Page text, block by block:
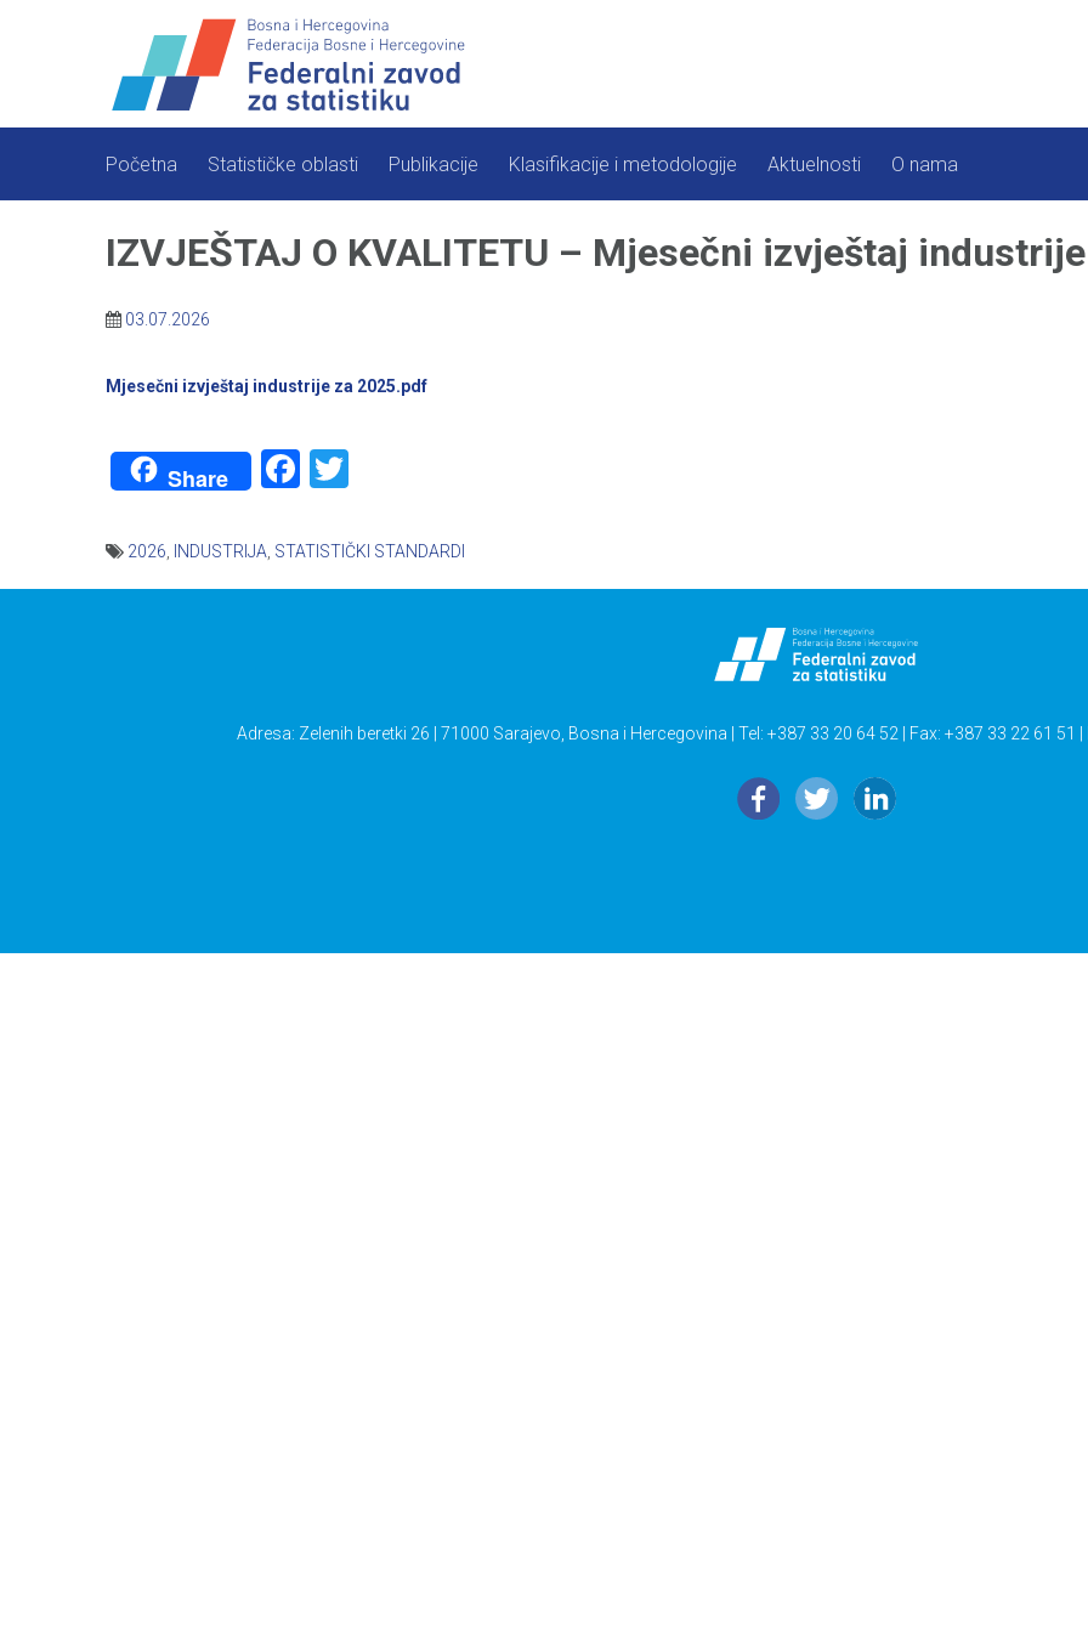
Početna Statističke oblasti Publikacije Klasifikacije i metodologije Aktuelnosti O nama
IZVJEŠTAJ O KVALITETU – Mjesečni izvještaj
03.07.2026
Mjesečni izvještaj industrije za 2025.pdf
Share Facebook
2026 INDUSTRIJA STATISTIČKI STANDARDI
Adresa: Zelenih beretki 26 | 71000 Sarajevo, Bosna i Hercegovina | Tel: +387 33 20 64 52 | Fax: +387 33 22 61 51 |